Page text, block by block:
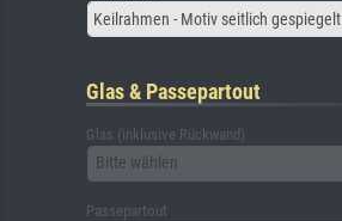
Keilrahmen - Motiv seitlich gespiegelt
Glas & Passepartout
Glas (inklusive Rückwand)
Bitte wählen
Passepartout